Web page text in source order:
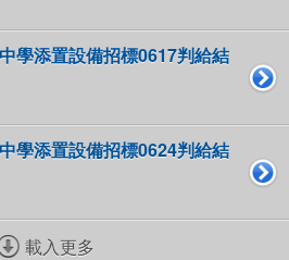
學添置設備招標0617判給結
學添置設備招標0624判給結
載入更多